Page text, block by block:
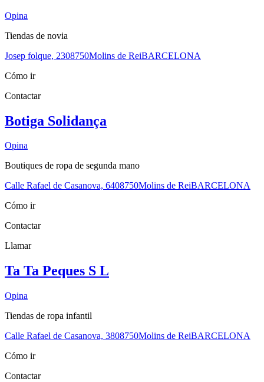
Opina
Tiendas de novia
Josep folque, 2308750Molins de ReiBARCELONA
Cómo ir
Contactar
Botiga Solidança
Opina
Boutiques de ropa de segunda mano
Calle Rafael de Casanova, 6408750Molins de ReiBARCELONA
Cómo ir
Contactar
Llamar
Ta Ta Peques S L
Opina
Tiendas de ropa infantil
Calle Rafael de Casanova, 3808750Molins de ReiBARCELONA
Cómo ir
Contactar